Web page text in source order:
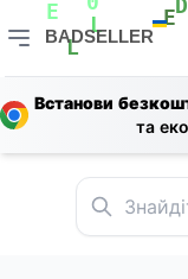
L
E
0
BADSELLER
BADSELLER —
Встанови
та